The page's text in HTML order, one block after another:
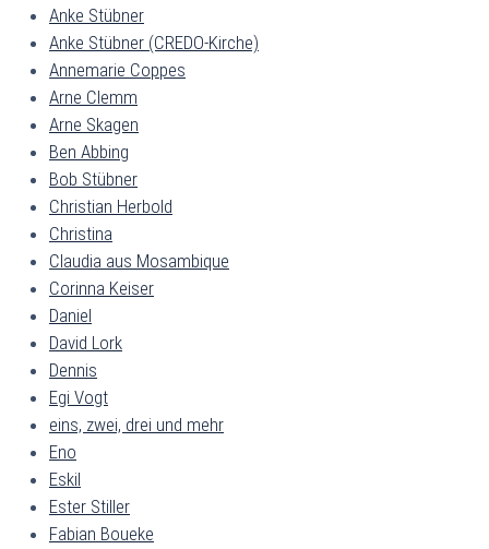
Anke Stübner
Anke Stübner (CREDO-Kirche)
Annemarie Coppes
Arne Clemm
Arne Skagen
Ben Abbing
Bob Stübner
Christian Herbold
Christina
Claudia aus Mosambique
Corinna Keiser
Daniel
David Lork
Dennis
Egi Vogt
eins, zwei, drei und mehr
Eno
Eskil
Ester Stiller
Fabian Boueke